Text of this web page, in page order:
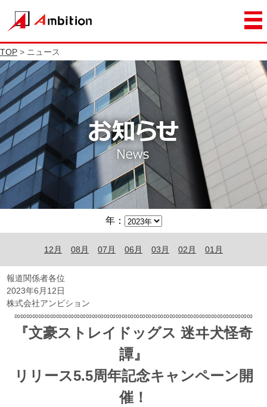
TOP > ニュース
年：
12月 08月 07月 06月 03月 02月 01月
報道関係者各位
2023年6月12日
株式会社アンビション
∞∞∞∞∞∞∞∞∞∞∞∞∞∞∞∞∞∞∞∞∞∞∞∞∞∞∞∞∞∞∞∞∞∞∞∞∞∞∞∞
『文豪ストレイドッグス 迷ヰ犬怪奇
譚』
リリース5.5周年記念キャンペーン開
催！